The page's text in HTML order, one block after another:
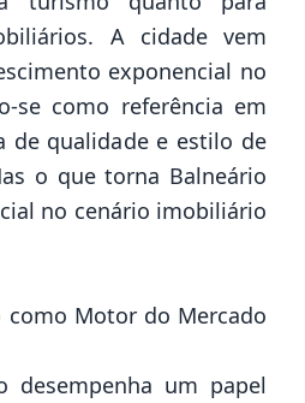
A cidade vem
exponencial no
se como referência em
de qualidade e estilo de
o que torna Balneário
no cenário imobiliário
como Motor do Mercado
desempenha um papel